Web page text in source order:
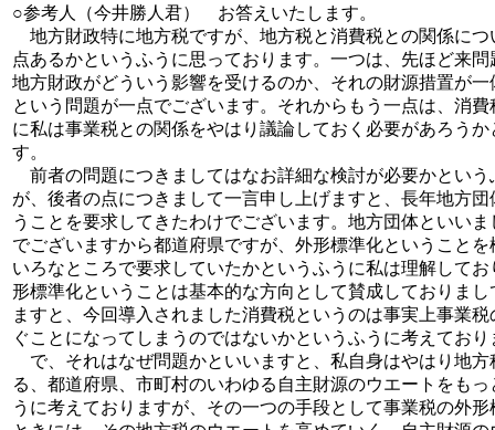
○参考人（今井勝人君） お答えいたします。
地方財政特に地方税ですが、地方税と消費税との関係に
点あるかというふうに思っております。一つは、先ほど来
地方財政がどういう影響を受けるのか、それの財源措置が
という問題が一点でございます。それからもう一点は、消
に私は事業税との関係をやはり議論しておく必要があろう
す。
前者の問題につきましてはなお詳細な検討が必要かとい
が、後者の点につきまして一言申し上げますと、長年地方
うことを要求してきたわけでございます。地方団体といい
でございますから都道府県ですが、外形標準化ということ
いろなところで要求していたかというふうに私は理解して
形標準化ということは基本的な方向として賛成しておりま
ますと、今回導入されました消費税というのは事実上事業
ぐことになってしまうのではないかというふうに考えており
で、それはなぜ問題かといいますと、私自身はやはり地方
る、都道府県、市町村のいわゆる自主財源のウエートをも
うに考えておりますが、その一つの手段として事業税の外